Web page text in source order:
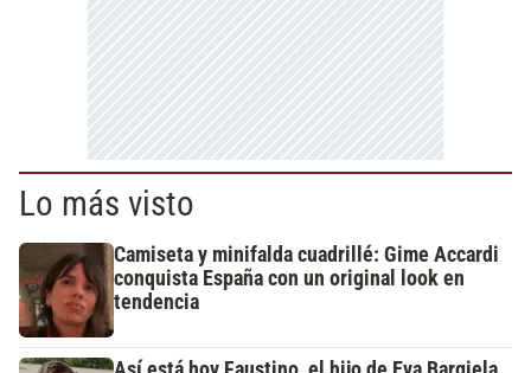
Lo más visto
Camiseta y minifalda cuadrillé: Gime Accardi
conquista España con un original look en
tendencia